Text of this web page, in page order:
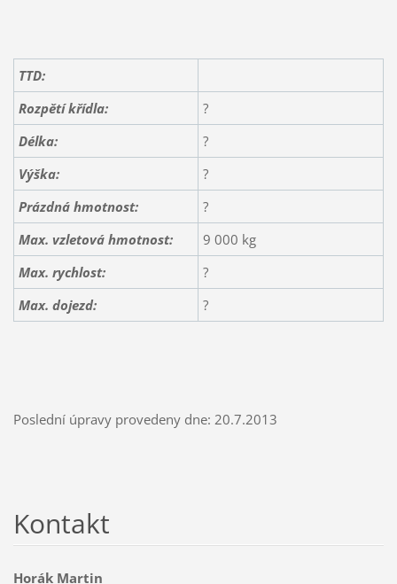
TTD:
Rozpětí křídla:
?
Délka:
?
Výška:
?
Prázdná hmotnost:
?
Max. vzletová hmotnost:
9 000 kg
Max. rychlost:
?
Max. dojezd:
?
Poslední úpravy provedeny dne: 20.7.2013
Kontakt
Horák Martin